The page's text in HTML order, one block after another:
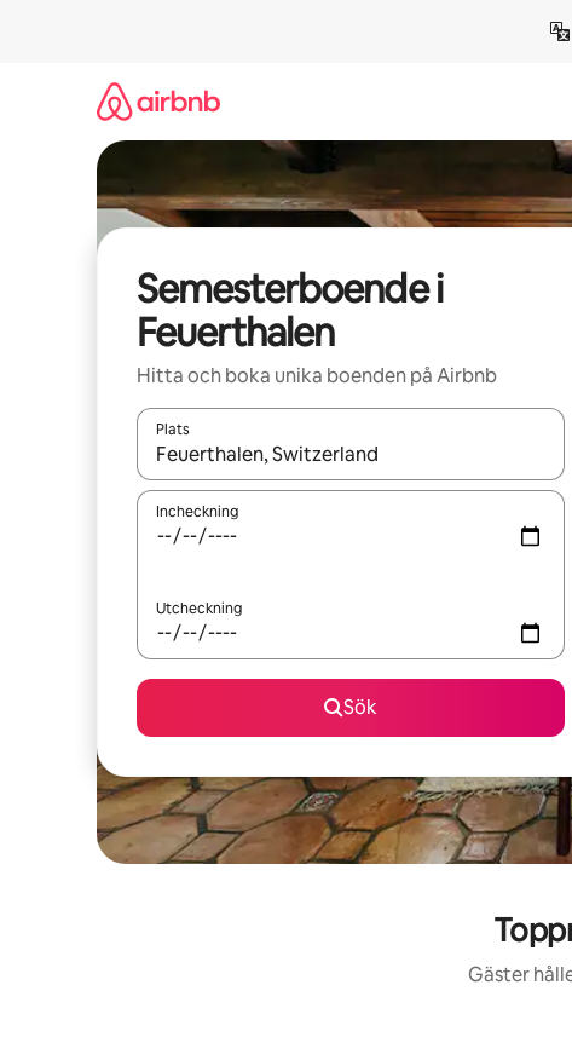
Semesterboende i
Feuerthalen
Hitta och boka unika boenden på Airbnb
Plats
När resultaten är tillgängliga kan du navigera med
Incheckning
Utcheckning
Sök
Gäster